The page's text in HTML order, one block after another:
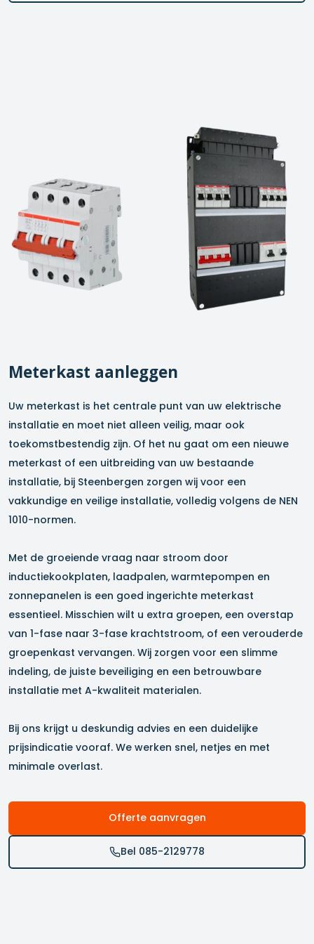
Meterkast aanleggen
Uw meterkast is het centrale punt van uw elektrische
installatie en moet niet alleen veilig, maar ook
toekomstbestendig zijn. Of het nu gaat om een nieuwe
meterkast of een uitbreiding van uw bestaande
installatie, bij Steenbergen zorgen wij voor een
vakkundige en veilige installatie, volledig volgens de NEN
1010-normen.
Met de groeiende vraag naar stroom door
inductiekookplaten, laadpalen, warmtepompen en
zonnepanelen is een goed ingerichte meterkast
essentieel. Misschien wilt u extra groepen, een overstap
van 1-fase naar 3-fase krachtstroom, of een verouderde
groepenkast vervangen. Wij zorgen voor een slimme
indeling, de juiste beveiliging en een betrouwbare
installatie met A-kwaliteit materialen.
Bij ons krijgt u deskundig advies en een duidelijke
prijsindicatie vooraf. We werken snel, netjes en met
minimale overlast.
Offerte aanvragen
Bel 085-2129778